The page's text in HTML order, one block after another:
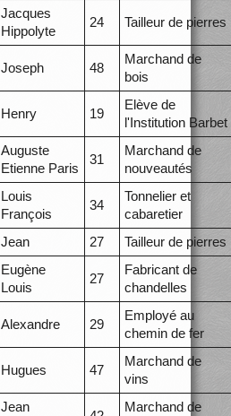
Jacques
Hippolyte
24 Tailleur de pierres
Joseph 48
Marchand de
bois
Henry 19
Elève de
l'Institution Barbet
Auguste
Etienne Paris
31
Marchand de
nouveautés
Louis
François
34
Tonnelier et
cabaretier
Jean 27 Tailleur de pierres
Eugène
Louis
27
Fabricant de
chandelles
Alexandre 29
Employé au
chemin de fer
Hugues 47
Marchand de
vins
Jean Marchand de